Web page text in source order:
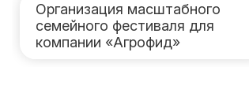
Организация масштабного
семейного фестиваля для
компании «Агрофид»